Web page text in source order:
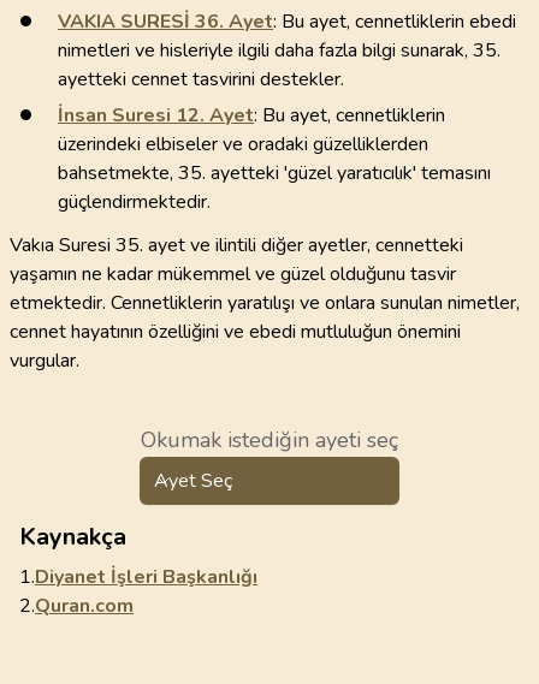
VAKIA SURESİ 36. Ayet: Bu ayet, cennetliklerin ebedi
nimetleri ve hisleriyle ilgili daha fazla bilgi sunarak, 35.
ayetteki cennet tasvirini destekler.
İnsan Suresi 12. Ayet: Bu ayet, cennetliklerin
üzerindeki elbiseler ve oradaki güzelliklerden
bahsetmekte, 35. ayetteki 'güzel yaratıcılık' temasını
güçlendirmektedir.
Vakıa Suresi 35. ayet ve ilintili diğer ayetler, cennetteki
yaşamın ne kadar mükemmel ve güzel olduğunu tasvir
etmektedir. Cennetliklerin yaratılışı ve onlara sunulan nimetler,
cennet hayatının özelliğini ve ebedi mutluluğun önemini
vurgular.
Okumak istediğin ayeti seç
Ayet Seç
Kaynakça
1.Diyanet İşleri Başkanlığı
2.Quran.com